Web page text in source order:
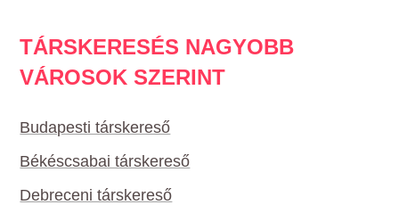
TÁRSKERESÉS NAGYOBB
VÁROSOK SZERINT
Budapesti társkereső
Békéscsabai társkereső
Debreceni társkereső